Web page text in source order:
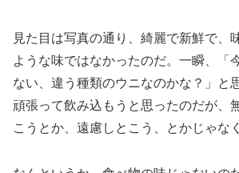
見た目は写真の通り、綺麗で新鮮で、
ような味ではなかったのだ。一瞬、「
ない、違う種類のウニなのかな？」と
頑張って飲み込もうと思ったのだが、
こうとか、遠慮しとこう、とかじゃな